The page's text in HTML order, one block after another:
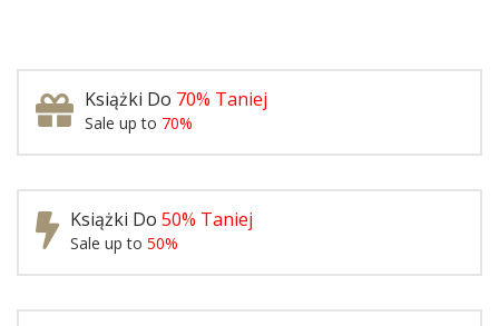
Książki Do 70% Taniej
Sale up to 70%
Książki Do 50% Taniej
Sale up to 50%